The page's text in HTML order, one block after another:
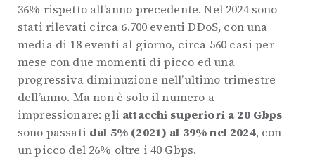
36% rispetto all’anno precedente. Nel 2024 sono
stati rilevati circa 6.700 eventi DDoS, con una
media di 18 eventi al giorno, circa 560 casi per
mese con due momenti di picco ed una
progressiva diminuzione nell’ultimo trimestre
dell’anno. Ma non è solo il numero a
impressionare: gli attacchi superiori a 20 Gbps
sono passati dal 5% (2021) al 39% nel 2024, con
un picco del 26% oltre i 40 Gbps.